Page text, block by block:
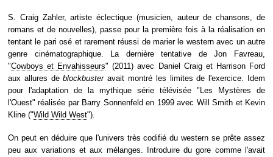
S. Craig Zahler, artiste éclectique (musicien, auteur de chansons, de
romans et de nouvelles), passe pour la première fois à la réalisation en
tentant le pari osé et rarement réussi de marier le western avec un autre
genre cinématographique. La dernière tentative de Jon Favreau,
"Cowboys et Envahisseurs" (2011) avec Daniel Craig et Harrison Ford
aux allures deblockbusteravait montré les limites de l'exercice. Idem
pour l'adaptation de la mythique série télévisée "Les Mystères de
l'Ouest" réalisée par Barry Sonnenfeld en 1999 avec Will Smith et Kevin
Kline ("Wild Wild West").
On peut en déduire que l'univers très codifié du western se prête assez
peu aux variations et aux mélanges. Introduire du gore comme l'avait